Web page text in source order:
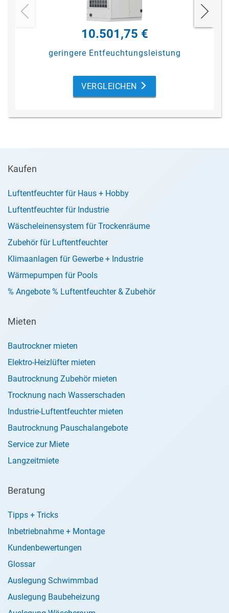
10.501,75 €
geringere Entfeuchtungsleistung
VERGLEICHEN
Kaufen
Luftentfeuchter für Haus + Hobby
Luftentfeuchter für Industrie
Wäscheleinensystem für Trockenräume
Zubehör für Luftentfeuchter
Klimaanlagen für Gewerbe + Industrie
Wärmepumpen für Pools
% Angebote % Luftentfeuchter & Zubehör
Mieten
Bautrockner mieten
Elektro-Heizlüfter mieten
Bautrocknung Zubehör mieten
Trocknung nach Wasserschaden
Industrie-Luftentfeuchter mieten
Bautrocknung Pauschalangebote
Service zur Miete
Langzeitmiete
Beratung
Tipps + Tricks
Inbetriebnahme + Montage
Kundenbewertungen
Glossar
Auslegung Schwimmbad
Auslegung Baubeheizung